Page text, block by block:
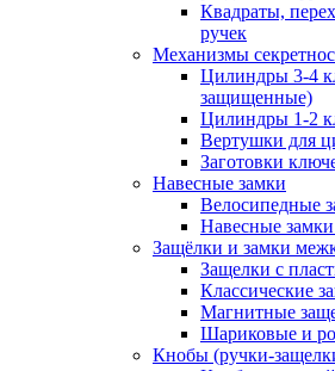
Квадраты,
ручек
Механизмы
Цилиндры 3-4
защищенные)
Цилиндры 1-2
Вертушки для
Заготовки
Навесные замки
Велосипедные
Навесные
Защёлки и замки
Защелки с
Классические
Магнитные
Шариковые и
Кнобы (ручки-